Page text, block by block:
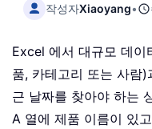
작성자Xiaoyang•
Excel 에서 대규모 데이
품, 카테고리 또는 사람
근 날짜를 찾아야 하는
A 열에 제품 이름이 있